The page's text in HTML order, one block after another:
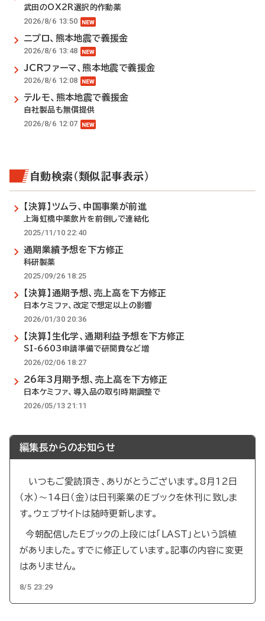
武田のOX2R選択的作動薬
2026/8/6 13:50
ニプロ、熊本地震で義援金
2026/8/6 13:48
JCRファーマ、熊本地震で義援金
2026/8/6 12:08
テルモ、熊本地震で義援金
自社製品も無償提供
2026/8/6 12:07
自動検索（類似記事表示）
【決算】ツムラ、中国事業が前進
上海虹橋中薬飲片を前倒しで連結化
2025/11/10 22:40
通期業績予想を下方修正
科研製薬
2025/09/26 18:25
【決算】通期予想、売上高を下方修正
日本ケミファ、改定で想定以上の影響
2026/01/30 20:36
【決算】生化学、通期利益予想を下方修正
SI-6603申請準備で研開費など増
2026/02/06 18:27
26年3月期予想、売上高を下方修正
日本ケミファ、導入品の取引時期調整で
2026/05/13 21:11
編集長からのお知らせ
いつもご愛読頂き、ありがとうございます。8月12日
（水）～14日（金）は日刊薬業のEブックを休刊に致しま
す。ウェブサイトは随時更新します。
今朝配信したEブックの上段には「LAST」という誤植
がありました。すでに修正しています。記事の内容に変更
はありません。
8/5 23:29